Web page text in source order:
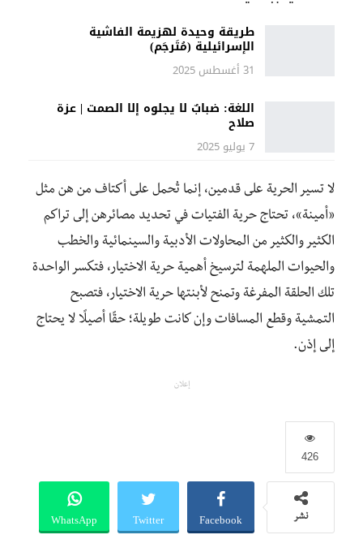
طريقة وحيدة لهزيمة الفاشية
الإسرائيلية (مُتَرجَم)
31 أغسطس 2025
اللغة: ضبابٌ لا يجلوه إلا الصمت | عزة
صلاح
7 يوليو 2025
لا تسير الحرية على قدمين، إنما تُحمل على أكتاف من هن مثل
«أمينة»، تحتاج حرية الفتيات في تحديد مصائرهن إلى تراكم
الكثير والكثير من المحاولات الأدبية والسينمائية والخطب
والحيوات الملهمة لترسيخ أهمية حرية الاختيار، فتكسر الواحدة
تلك الحلقة المفرغة وتمنح لأبنتها حرية الاختيار، فتصبح
التمشية وقطع المسافات وإن كانت طويلة؛ حقًا أصيلًا لا يحتاج
إلى إذن.
إعلان
426
نشر Facebook
Twitter
WhatsApp